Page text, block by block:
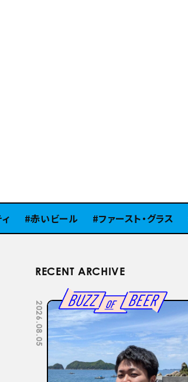
赤いビール ファースト・グラス
RECENT ARCHIVE
2026.07.22